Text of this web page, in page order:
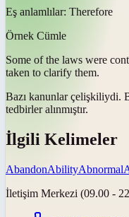
Eş anlamlılar: Therefore
Örnek Cümle
Some of the laws were
taken to clarify them.
Bazı kanunlar çelişkiliydi.
tedbirler alınmıştır.
İlgili Kelimeler
AbandonAbilityAbnormal
İletişim Merkezi (09.00 -